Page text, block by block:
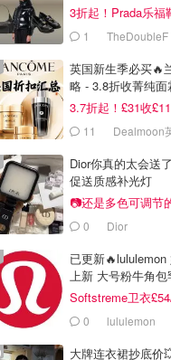
3折起！Prada乐福
1 TheDoubleF
英国新生季必买🔥
略 - 3.8折收菁纯面
3.7折起！£31收
套装
11
Dealmoon
Dior你真的太会送
促送质感补光灯
📷还是多色可调节
蜜£33
0 Dior
已更新🔥lululemon
上新 大号粉牛角包
Softstreme卫衣
0 lululemon
大牌连衣裙抄底价